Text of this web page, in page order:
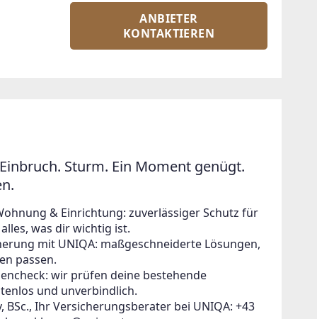
ANBIETER
KONTAKTIEREN
Sturm. Ein Moment genügt.
& Einrichtung: zuverlässiger Schutz für
was dir wichtig ist.
mit UNIQA: maßgeschneiderte Lösungen,
passen.
wir prüfen deine bestehende
und unverbindlich.
BSc., Ihr Versicherungsberater bei UNIQA: +43